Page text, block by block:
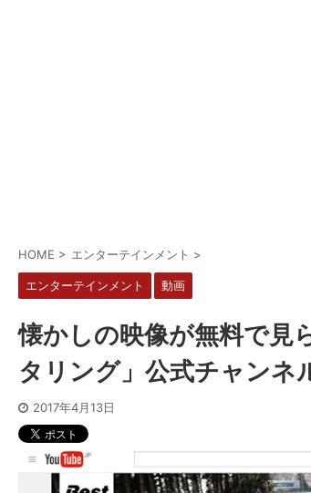
HOME > エンターテインメント >
エンターテインメント 動画
懐かしの映像が無料で見
タリング」公式チャンネ
2017年4月13日